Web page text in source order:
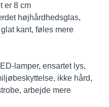
er 8 cm
højhårdhedsglas,
kant, føles mere
lamper, ensartet lys,
ikke hård,
arbejde mere